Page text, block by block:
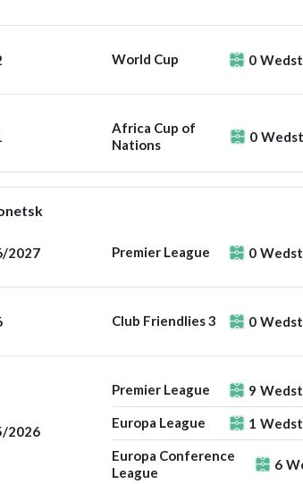
World Cup 0
Africa Cup of
Nations
0
2027 Premier League 0
Club Friendlies 3 0
2026
Premier League 9
Europa League 1
Europa Conference
League
6